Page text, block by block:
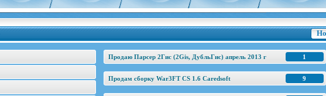
1
Продаю Парсер 2Гис (2Gis, ДубльГис) апрель 2013 г
9
Продам сборку War3FT CS 1.6 Caredsoft